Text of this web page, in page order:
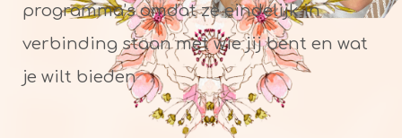
programma’s omdat ze eindelijk in
verbinding staan met wie jij bent en wat
je wilt bieden